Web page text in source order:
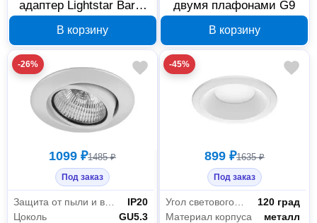
адаптер Lightstar Barra
В корзину
двумя плафонами G9
В корзину
-26%
1099 ₽1485 ₽
Под заказ
Защита от пыли и влаги
IP20
Цоколь
GU5.3
-45%
899 ₽1635 ₽
Под заказ
Угол светового пучка
120 град
Материал корпуса
металл